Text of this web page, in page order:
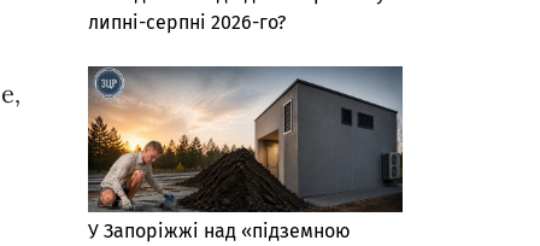
липні-серпні 2026-го?
У Запоріжжі над «підземною